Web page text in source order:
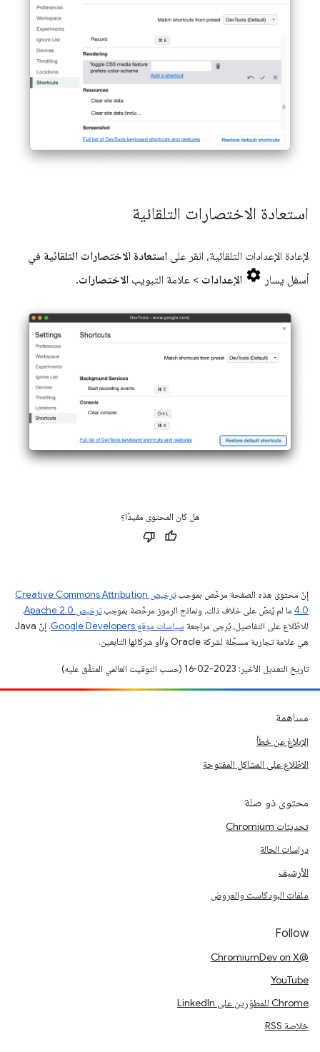
استعادة الاختصارات التلقائية
لإعادة الإعدادات التلقائية، انقر على استعادة الاختصارات التلقائية في
أسفل يسار
الإعدادات > علامة التبويب الاختصارات.
هل كان المحتوى مفيدًا؟
إنّ محتوى هذه الصفحة مرخّص بموجب
ترخيص Creative Commons Attribution
4.0‏ ما لم يُنصّ على خلاف ذلك، ونماذج الرموز مرخّصة بموجبترخيص Apache 2.0‏
.
للاطّلاع على التفاصيل، يُرجى مراجعة سياسات موقع Google Developers‏
. إنّ Java
هي علامة تجارية مسجَّلة لشركة Oracle و/أو شركائها التابعين.
تاريخ التعديل الأخير: 2023-02-16 (حسب التوقيت العالمي المتفَّق عليه)
مساهمة
الإبلاغ عن خطأ
الاطّلاع على المشاكل المفتوحة
محتوى ذو صلة
تحديثات Chromium
دراسات الحالة
الأرشيف
ملفات البودكاست والعروض
Follow
@ChromiumDev on X
YouTube
Chrome للمطوّرين على LinkedIn
خلاصة RSS